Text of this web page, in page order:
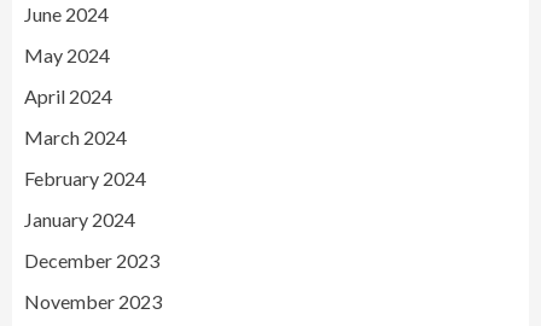
June 2024
May 2024
April 2024
March 2024
February 2024
January 2024
December 2023
November 2023